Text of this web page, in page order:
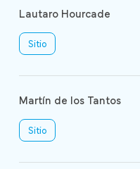
Lautaro Hourcade
Sitio
Martín de los Tantos
Sitio